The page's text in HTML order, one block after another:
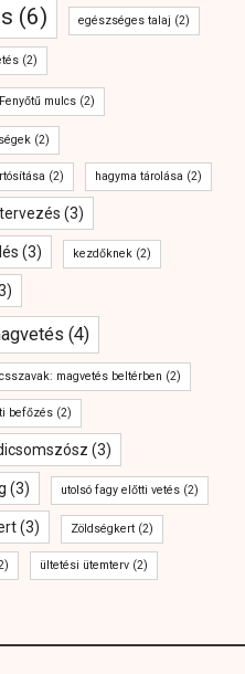
(6) egészséges talaj (2)
(2)
Fenyőtű mulcs (2)
(2)
(2) hagyma tárolása (2)
(3)
(3) kezdőknek (2)
(4)
magvetés beltérben (2)
befőzés (2)
(3)
(3) utolsó fagy előtti vetés (2)
(3) Zöldségkert (2)
ültetési ütemterv (2)